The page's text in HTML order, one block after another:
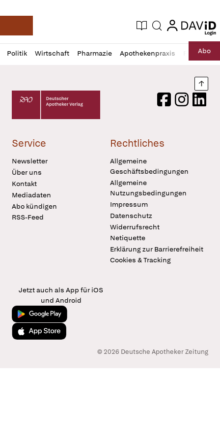
Deutsche Apotheker Zeitung
Aktuelle Ausgabe
Suche login
login
Politik Wirtschaft Pharmazie Apothekenpraxis RechtAbo
Profil
öffnen
Daz
Pur
Deutscher Apotheker Verlag Logo
FacebookInstagram
Service
Newsletter
Über uns
Kontakt
Mediadaten
Abo kündigen
RSS-Feed
Rechtliches
Allgemeine
Geschäftsbedingungen
Allgemeine
Nutzungsbedingungen
Impressum
Datenschutz
Widerrufsrecht
Netiquette
Erklärung zur Barrierefreiheit
Cookies & Tracking
Jetzt auch als App für iOS
und Android
Jetzt bei Google Play
Laden im App Store
© 2026 Deutsche Apotheker Zeitung